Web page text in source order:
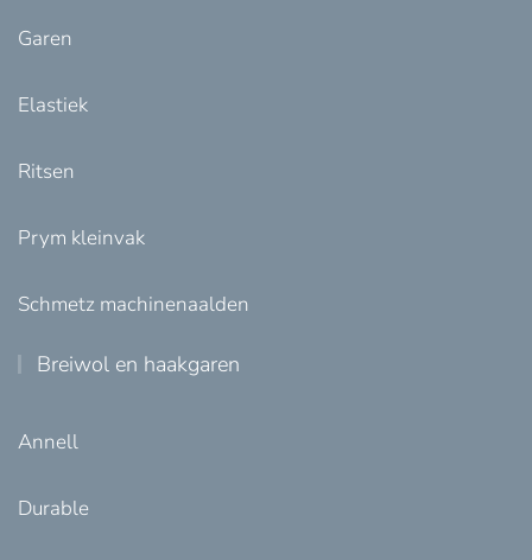
Garen
Elastiek
Ritsen
Prym kleinvak
Schmetz machinenaalden
Breiwol en haakgaren
Annell
Durable